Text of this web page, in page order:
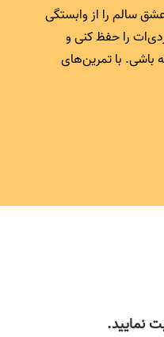
سالم را از وابستگی
را حفظ کنی و
باشی. با تمرین‌های
نمایید.